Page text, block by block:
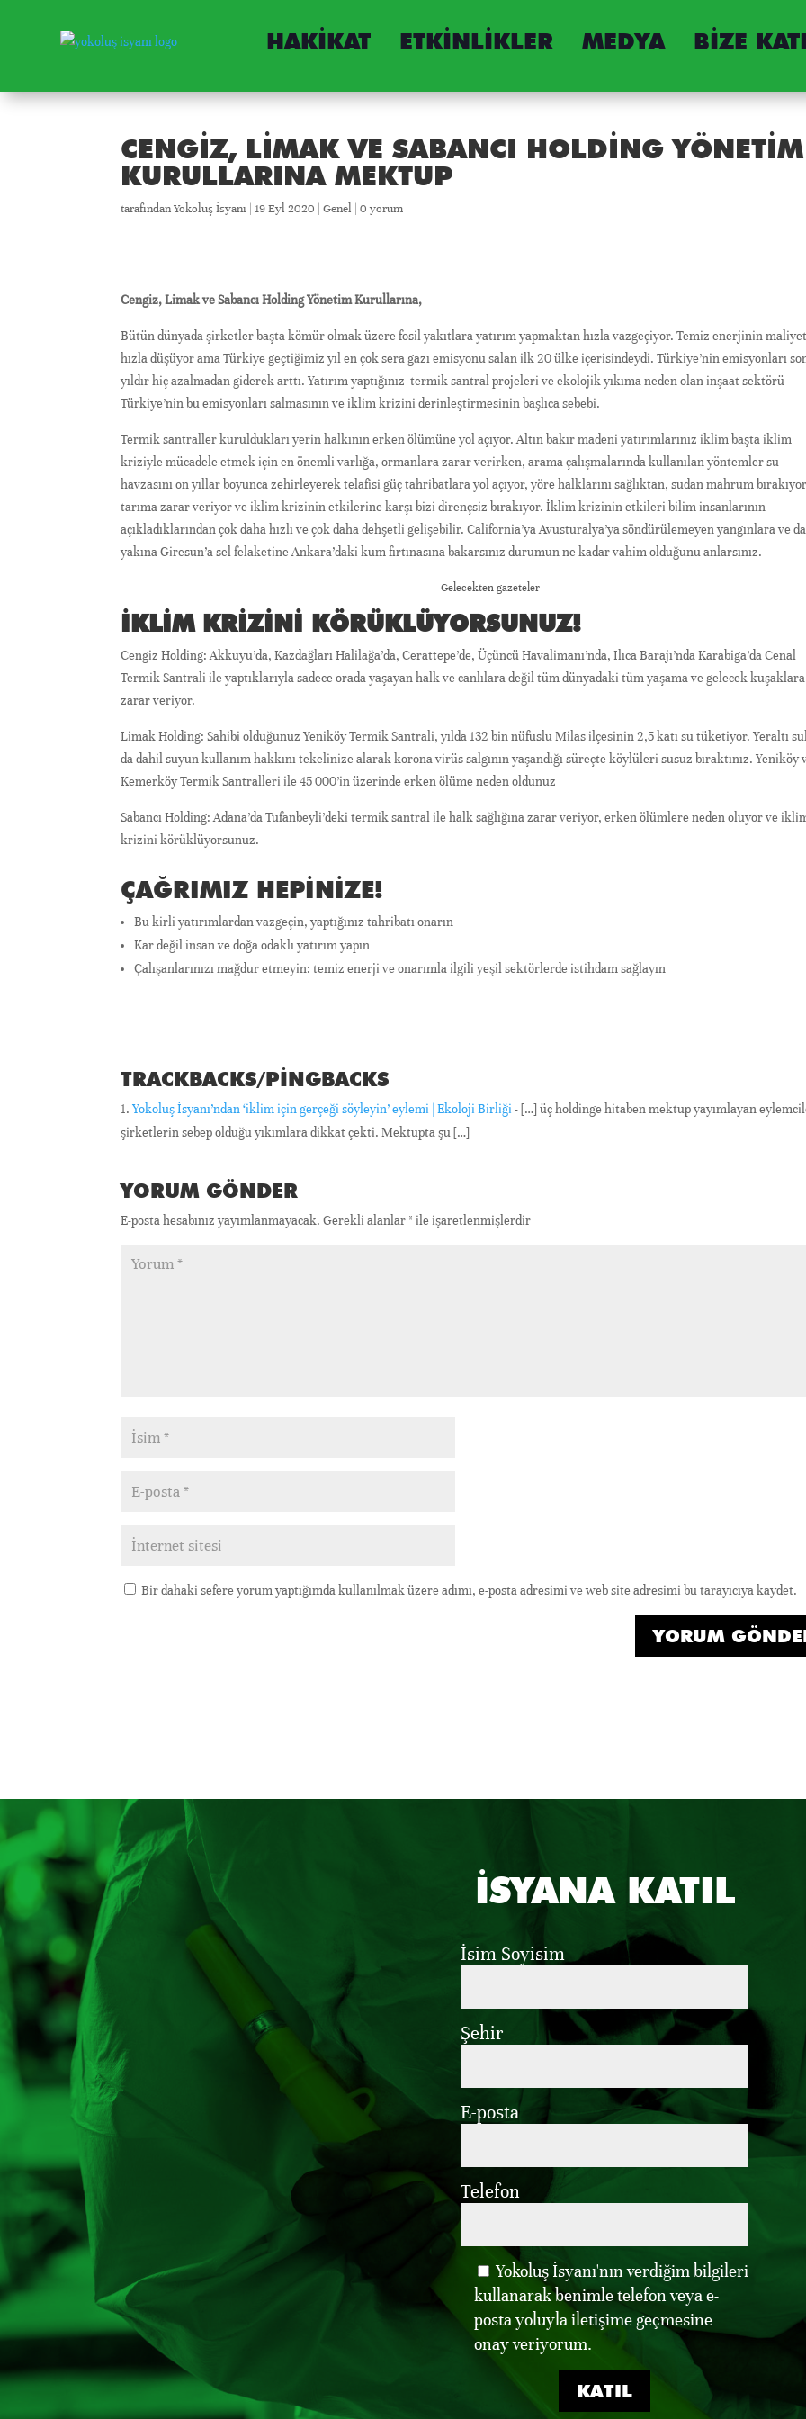
HAKIKAT ETKINLIKLER MEDYA BIZE
CENGIZ, LIMAK VE SABANCI HOLDING YÖNETIM
KURULLARINA MEKTUP
tarafındanYokoluş İsyanı 19 Eyl 2020 |Genel |0 yorum
Cengiz, Limak ve Sabancı Holding Yönetim Kurullarına,
Bütün dünyada şirketler başta kömür olmak üzere fosil yakıtlara yatırım yapmaktan hızla vazgeçiyor. Temiz enerjinin
hızla düşüyor ama Türkiye geçtiğimiz yıl en çok sera gazı emisyonu salan ilk 20 ülke içerisindeydi. Türkiye’nin emisyonları
yıldır hiç azalmadan giderek arttı. Yatırım yaptığınız termik santral projeleri ve ekolojik yıkıma neden olan inşaat sektörü
Türkiye’nin bu emisyonları salmasının ve iklim krizini derinleştirmesinin başlıca sebebi.
Termik santraller kuruldukları yerin halkının erken ölümüne yol açıyor. Altın bakır madeni yatırımlarınız iklim başta iklim
kriziyle mücadele etmek için en önemli varlığa, ormanlara zarar verirken, arama çalışmalarında kullanılan yöntemler su
havzasını on yıllar boyunca zehirleyerek telafisi güç tahribatlara yol açıyor, yöre halklarını sağlıktan, sudan mahrum
tarıma zarar veriyor ve iklim krizinin etkilerine karşı bizi dirençsiz bırakıyor. İklim krizinin etkileri bilim insanlarının
açıkladıklarından çok daha hızlı ve çok daha dehşetli gelişebilir. California’ya Avusturalya’ya söndürülemeyen yangınlara ve
yakına Giresun’a sel felaketine Ankara’daki kum fırtınasına bakarsınız durumun ne kadar vahim olduğunu anlarsınız.
Gelecekten gazeteler
İKLIM KRIZINI KÖRÜKLÜYORSUNUZ!
Cengiz Holding: Akkuyu’da, Kazdağları Halilağa’da, Cerattepe’de, Üçüncü Havalimanı’nda, Ilıca Barajı’nda Karabiga’da Cenal
Termik Santrali ile yaptıklarıyla sadece orada yaşayan halk ve canlılara değil tüm dünyadaki tüm yaşama ve gelecek
zarar veriyor.
Limak Holding: Sahibi olduğunuz Yeniköy Termik Santrali, yılda 132 bin nüfuslu Milas ilçesinin 2,5 katı su tüketiyor. Yeraltı
da dahil suyun kullanım hakkını tekelinize alarak korona virüs salgının yaşandığı süreçte köylüleri susuz bıraktınız. Yeniköy
Kemerköy Termik Santralleri ile 45 000’in üzerinde erken ölüme neden oldunuz
Sabancı Holding: Adana’da Tufanbeyli’deki termik santral ile halk sağlığına zarar veriyor, erken ölümlere neden oluyor ve
krizini körüklüyorsunuz.
ÇAĞRIMIZ HEPINIZE!
Bu kirli yatırımlardan vazgeçin, yaptığınız tahribatı onarın
Kar değil insan ve doğa odaklı yatırım yapın
Çalışanlarınızı mağdur etmeyin: temiz enerji ve onarımla ilgili yeşil sektörlerde istihdam sağlayın
TRACKBACKS/PINGBACKS
Yokoluş İsyanı’ndan ‘iklim için gerçeği söyleyin’ eylemi | Ekoloji Birliği- […] üç holdinge hitaben mektup yayımlayan
şirketlerin sebep olduğu yıkımlara dikkat çekti. Mektupta şu […]
YORUM GÖNDER
E-posta hesabınız yayımlanmayacak. Gerekli alanlar*ile işaretlenmişlerdir
Bir dahaki sefere yorum yaptığımda kullanılmak üzere adımı, e-posta adresimi ve web site adresimi bu tarayıcıya kaydet.
İSYANA KATIL
İsim Soyisim
Şehir
E-posta
Telefon
Yokoluş İsyanı'nın verdiğim bilgileri
kullanarak benimle telefon veya e-
posta yoluyla iletişime geçmesine
onay veriyorum.
KATIL